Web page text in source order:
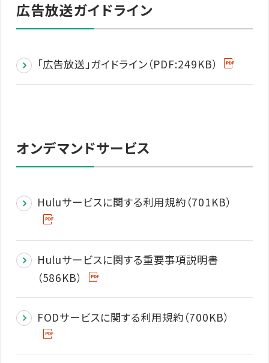
広告放送ガイドライン
「広告放送」ガイドライン（PDF:249KB）
オンデマンドサービス
Huluサービスに関する利用規約（701KB）
Huluサービスに関する重要事項説明書
（586KB）
FODサービスに関する利用規約（700KB）